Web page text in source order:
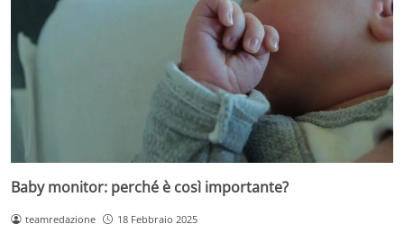
Baby monitor: perché è così importante?
teamredazione 18 Febbraio 2025